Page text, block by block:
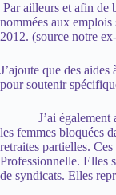
Par ailleurs et afin de
nommées aux
2012. (source notre
J’ajoute que des
pour soutenir
J’ai également
les femmes bloquées
retraites partielles.
Professionnelle. Elles
de syndicats. Elles